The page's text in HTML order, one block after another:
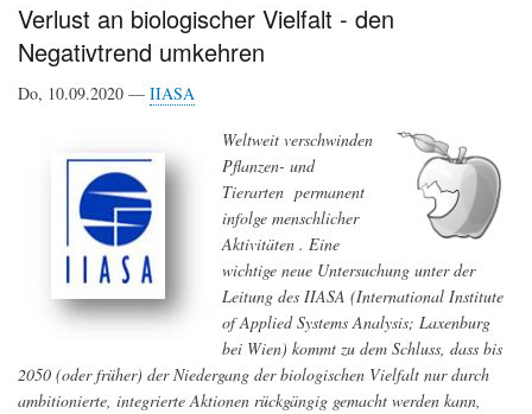
Verlust an biologischer Vielfalt - den
Negativtrend umkehren
Do, 10.09.2020 — IIASA
Weltweit verschwinden
Pflanzen- und
Tierarten permanent
infolge menschlicher
Aktivitäten . Eine
wichtige neue Untersuchung unter der
Leitung des IIASA (International Institute
of Applied Systems Analysis; Laxenburg
bei Wien) kommt zu dem Schluss, dass bis
2050 (oder früher) der Niedergang der biologischen Vielfalt nur durch
ambitionierte, integrierte Aktionen rückgängig gemacht werden kann,